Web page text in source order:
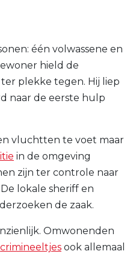
één volwassene en
hield de
plekke tegen. Hij liep
naar de eerste hulp
vluchtten te voet maar
in de omgeving
zijn ter controle naar
lokale sheriff en
de zaak.
Omwonenden
crimineeltjes ook allemaal